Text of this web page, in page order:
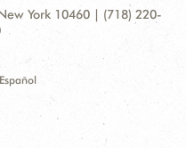
York 10460 | (718) 220-
Español